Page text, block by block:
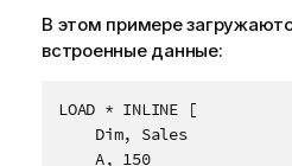
В этом примере
встроенные данные:
LOAD * INLINE [
    Dim, Sales
    A, 150